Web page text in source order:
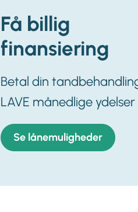
Få billig
finansiering
Betal din
LAVE månedlige ydelser
Se lånemuligheder